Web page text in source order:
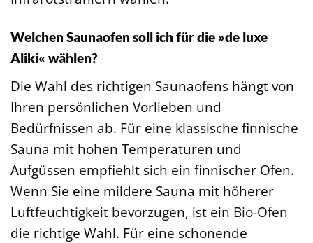
Welchen Saunaofen soll ich für die »de luxe
Aliki« wählen?
Die Wahl des richtigen Saunaofens hängt von
Ihren persönlichen Vorlieben und
Bedürfnissen ab. Für eine klassische finnische
Sauna mit hohen Temperaturen und
Aufgüssen empfiehlt sich ein finnischer Ofen.
Wenn Sie eine mildere Sauna mit höherer
Luftfeuchtigkeit bevorzugen, ist ein Bio-Ofen
die richtige Wahl. Für eine schonende